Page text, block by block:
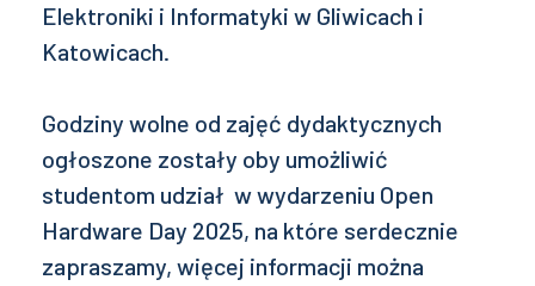
Elektroniki i Informatyki w Gliwicach i
Katowicach.
Godziny wolne od zajęć dydaktycznych
ogłoszone zostały oby umożliwić
studentom udział w wydarzeniu Open
Hardware Day 2025, na które serdecznie
zapraszamy, więcej informacji można